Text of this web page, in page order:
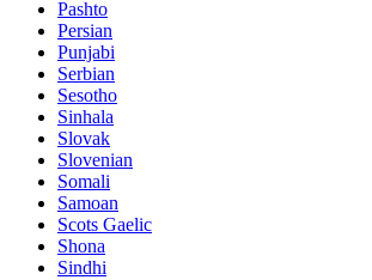
Pashto
Persian
Punjabi
Serbian
Sesotho
Sinhala
Slovak
Slovenian
Somali
Samoan
Scots Gaelic
Shona
Sindhi